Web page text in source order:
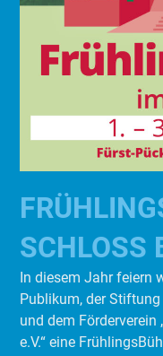
SCHLOSS
In diesem Jahr feiern
Publikum, der Stiftung
und dem Förderverein
e.V.“ eine